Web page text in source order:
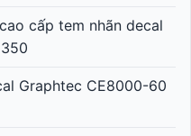
cấp tem nhãn decal
Graphtec CE8000-60